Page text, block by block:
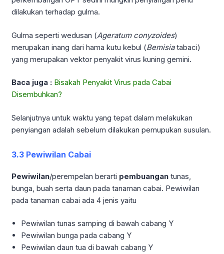
dilakukan terhadap gulma.
Gulma seperti wedusan (Ageratum conyzoides)
merupakan inang dari hama kutu kebul (Bemisiatabaci)
yang merupakan vektor penyakit virus kuning gemini.
Baca juga : Bisakah Penyakit Virus pada Cabai
Disembuhkan?
Selanjutnya untuk waktu yang tepat dalam melakukan
penyiangan adalah sebelum dilakukan pemupukan susulan.
3.3 Pewiwilan Cabai
Pewiwilan/perempelan berarti pembuangan tunas,
bunga, buah serta daun pada tanaman cabai. Pewiwilan
pada tanaman cabai ada 4 jenis yaitu
Pewiwilan tunas samping di bawah cabang Y
Pewiwilan bunga pada cabang Y
Pewiwilan daun tua di bawah cabang Y